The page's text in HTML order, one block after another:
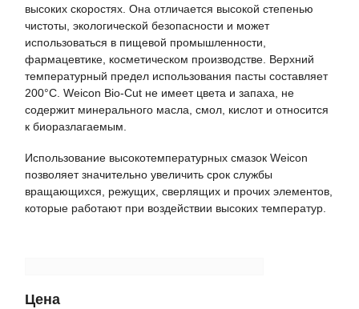
Цена
высоких скоростях. Она отличается высокой степенью
чистоты, экологической безопасности и может
использоваться в пищевой промышленности,
фармацевтике, косметическом производстве. Верхний
температурный предел использования пасты составляет
200°С. Weicon Bio-Cut не имеет цвета и запаха, не
содержит минерального масла, смол, кислот и относится
к биоразлагаемым.
Использование высокотемпературных смазок Weicon
позволяет значительно увеличить срок службы
вращающихся, режущих, сверлящих и прочих элементов,
которые работают при воздействии высоких температур.